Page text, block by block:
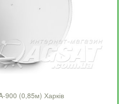
900 (0,85м) Харків